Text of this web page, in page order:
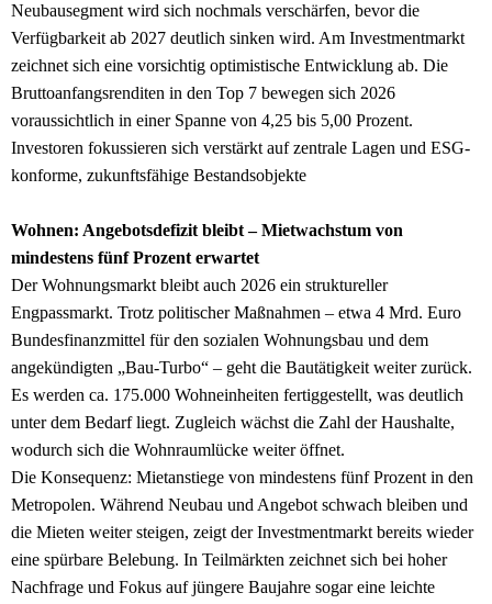
Neubausegment wird sich nochmals verschärfen, bevor die
Verfügbarkeit ab 2027 deutlich sinken wird. Am Investmentmarkt
zeichnet sich eine vorsichtig optimistische Entwicklung ab. Die
Bruttoanfangsrenditen in den Top 7 bewegen sich 2026
voraussichtlich in einer Spanne von 4,25 bis 5,00 Prozent.
Investoren fokussieren sich verstärkt auf zentrale Lagen und ESG-
konforme, zukunftsfähige Bestandsobjekte
Wohnen: Angebotsdefizit bleibt – Mietwachstum von
mindestens fünf Prozent erwartet
Der Wohnungsmarkt bleibt auch 2026 ein struktureller
Engpassmarkt. Trotz politischer Maßnahmen – etwa 4 Mrd. Euro
Bundesfinanzmittel für den sozialen Wohnungsbau und dem
angekündigten „Bau-Turbo“ – geht die Bautätigkeit weiter zurück.
Es werden ca. 175.000 Wohneinheiten fertiggestellt, was deutlich
unter dem Bedarf liegt. Zugleich wächst die Zahl der Haushalte,
wodurch sich die Wohnraumlücke weiter öffnet.
Die Konsequenz: Mietanstiege von mindestens fünf Prozent in den
Metropolen. Während Neubau und Angebot schwach bleiben und
die Mieten weiter steigen, zeigt der Investmentmarkt bereits wieder
eine spürbare Belebung. In Teilmärkten zeichnet sich bei hoher
Nachfrage und Fokus auf jüngere Baujahre sogar eine leichte